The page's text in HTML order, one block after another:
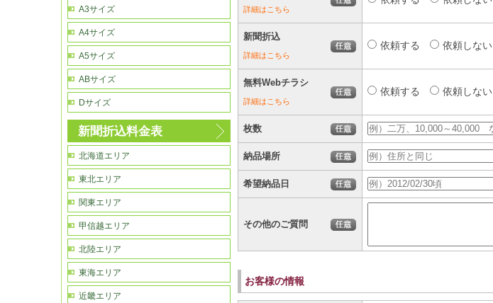
詳細はこちら
新聞折込
詳細はこちら
依頼する 依頼しない
無料Webチラシ
詳細はこちら
依頼する 依頼しない
枚数
納品場所
希望納品日
その他のご質問
お客様の情報
A3サイズ
A4サイズ
A5サイズ
ABサイズ
Dサイズ
新聞折込料金表
北海道エリア
東北エリア
関東エリア
甲信越エリア
北陸エリア
東海エリア
近畿エリア